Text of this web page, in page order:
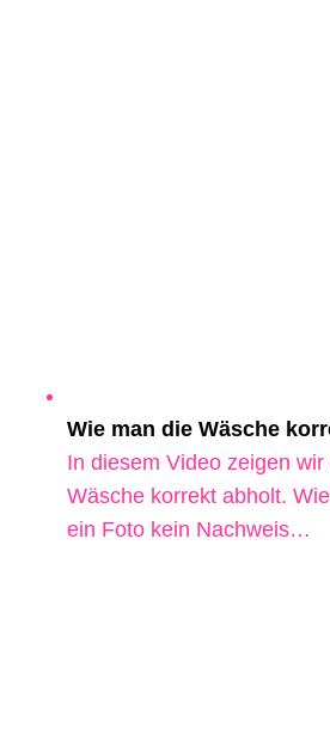
Wie man die Wäsche
In diesem Video zeigen
Wäsche korrekt abholt.
ein Foto kein Nachweis…